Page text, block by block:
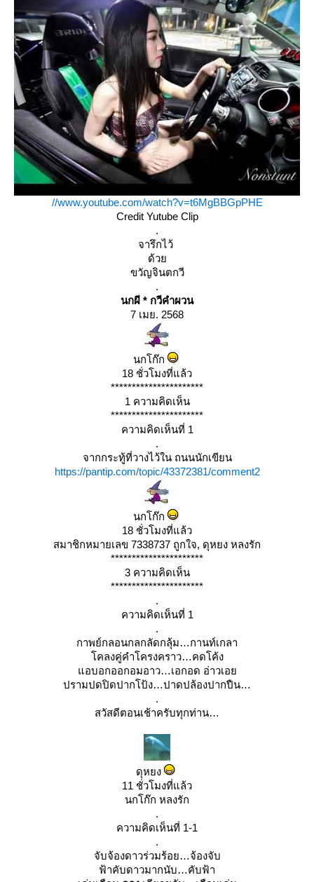
//www.youtube.com/watch?v=t6MgBBGpPHE
Credit Yutube Clip
.
จารึกไว้
ด้ว
ขวัญจินตกวี
.
นกผี * กวีคำผวน
7 เมย. 2568
นกโก๊ก
18 ชั่วโมงที่แล้ว
**********************
1 ความคิดเห็น
**********************
ความคิดเห็นที่ 1
.
จากกระทู้ที่วางไว้ใน ถนนนักเขียน
https://pantip.com/topic/43372381/comment2
นกโก๊ก
18 ชั่วโมงที่แล้ว
สมาชิกหมายเลข 7338737 ถูกใจ, ดุหยง หลงรัก
**********************
3 ความคิดเห็น
**********************
.
ความคิดเห็นที่ 1
.
กาพย์กลอนกลกลัดกลุ้ม…กานท์เกลา
คลงคู่คำโครงคราว…คดโค้ง
อบอกออกอมอาว…เอกอด อ่าวเอ
ปรามปดปิดปากโป้ง…ปาดปล้องปากปืน
.
สวัสดีตอนเช้าครับทุกท่าน
ดุหยง
11 ชั่วโมงที่แล้ว
นกโก๊ก หลงรัก
.
ความคิดเห็นที่ 1-1
.
จับจ้องดาวร่วมร้อย…จ้องจับ
ฟ้าคับดาวมากนับ…คับฟ้า